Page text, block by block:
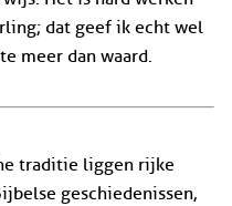
dat geef ik echt wel
meer dan waard.
traditie liggen rijke
geschiedenissen,